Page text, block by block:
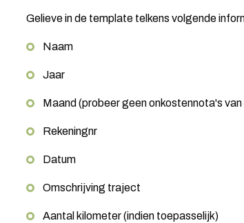
Gelieve in de template telkens volgende
Naam
Jaar
Maand (probeer geen onkostennota's
Rekeningnr
Datum
Omschrijving traject
Aantal kilometer (indien toepasselijk)